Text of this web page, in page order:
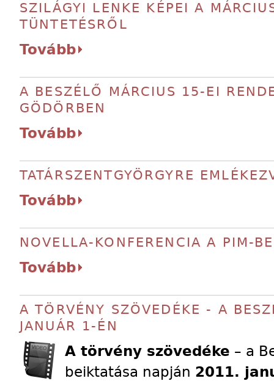
SZILÁGYI LENKE KÉPEI A
TÜNTETÉSRŐL
Tovább
A BESZÉLŐ MÁRCIUS 15-EI
GÖDÖRBEN
Tovább
TATÁRSZENTGYÖRGYRE
Tovább
NOVELLA-KONFERENCIA A PIM-
Tovább
A TÖRVÉNY SZÖVEDÉKE - A
JANUÁR 1-ÉN
A törvény szövedéke – a
beiktatása napján 2011.